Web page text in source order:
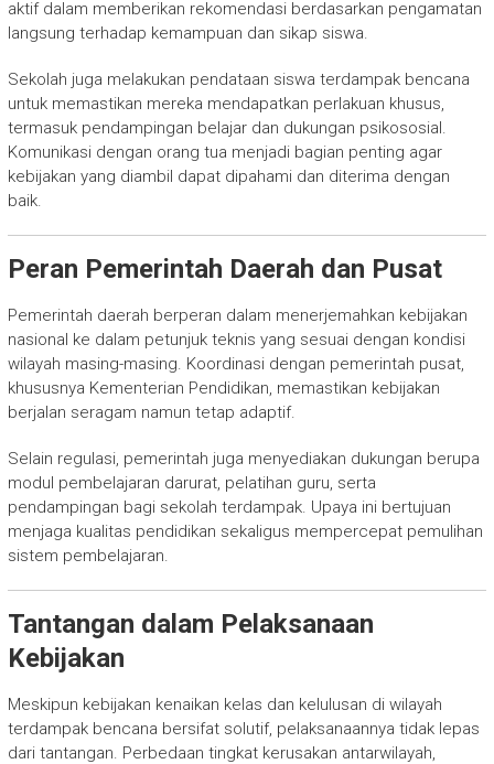
aktif dalam memberikan rekomendasi berdasarkan pengamatan
langsung terhadap kemampuan dan sikap siswa.
Sekolah juga melakukan pendataan siswa terdampak bencana
untuk memastikan mereka mendapatkan perlakuan khusus,
termasuk pendampingan belajar dan dukungan psikososial.
Komunikasi dengan orang tua menjadi bagian penting agar
kebijakan yang diambil dapat dipahami dan diterima dengan
baik.
Peran Pemerintah Daerah dan Pusat
Pemerintah daerah berperan dalam menerjemahkan kebijakan
nasional ke dalam petunjuk teknis yang sesuai dengan kondisi
wilayah masing-masing. Koordinasi dengan pemerintah pusat,
khususnya Kementerian Pendidikan, memastikan kebijakan
berjalan seragam namun tetap adaptif.
Selain regulasi, pemerintah juga menyediakan dukungan berupa
modul pembelajaran darurat, pelatihan guru, serta
pendampingan bagi sekolah terdampak. Upaya ini bertujuan
menjaga kualitas pendidikan sekaligus mempercepat pemulihan
sistem pembelajaran.
Tantangan dalam Pelaksanaan
Kebijakan
Meskipun kebijakan kenaikan kelas dan kelulusan di wilayah
terdampak bencana bersifat solutif, pelaksanaannya tidak lepas
dari tantangan. Perbedaan tingkat kerusakan antarwilayah,